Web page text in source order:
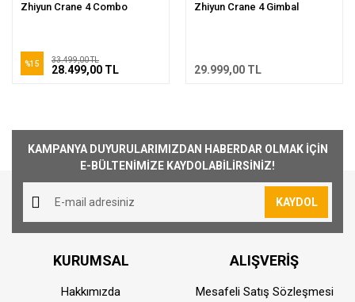
Zhiyun Crane 4 Combo
%15 33.499,00 TL
28.499,00 TL
Zhiyun Crane 4 Gimbal
29.999,00 TL
KAMPANYA DUYURULARIMIZDAN HABERDAR OLMAK İÇİN
E-BÜLTENİMİZE KAYDOLABİLİRSİNİZ!
KAYDOL
KURUMSAL
Hakkımızda
ALIŞVERİŞ
Mesafeli Satış Sözleşmesi